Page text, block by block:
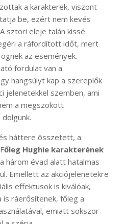
a karakterek, viszont
be, ezért nem kevés
sztori eleje talán kissé
a ráfordított időt, mert
az események.
fordulat van a
hangsúlyt kap a szereplők
jelenetekkel szemben, ami
a megszokott
háttere összetett, a
őleg Hughie karakterének
három évad alatt hatalmas
Emellett az akciójelenetekre
effektusok is kiválóak,
is ráerősítenek, főleg a
emiatt sokszor